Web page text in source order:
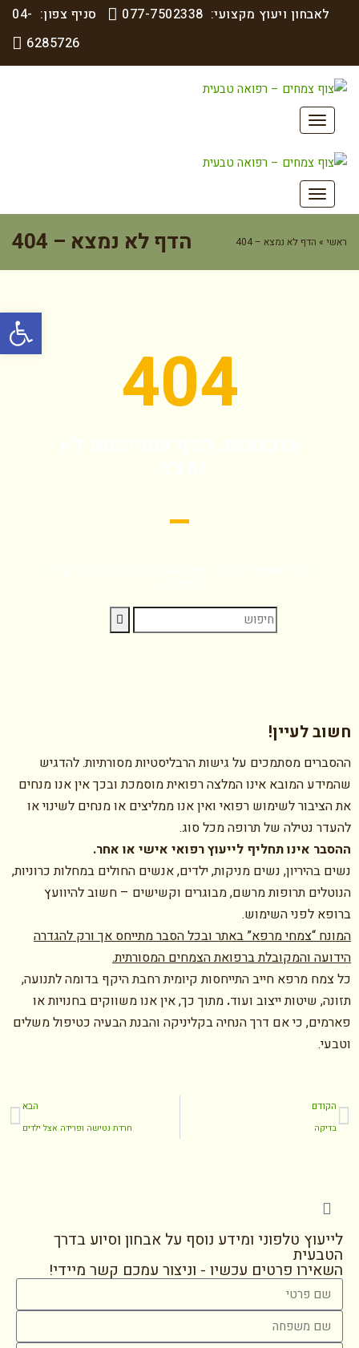
לאבחון ויעוץ מקצועי: 077-7502338 סניף צפון: 04-
6285726
תפריט
תפריט
הדף לא נמצא – 404 ראשי » הדף לא נמצא – 404
404
חשוב לעיין!
ההסברים מסתמכים על גישות הרבליסטיות מסורתיות. להדגיש
שהמידע המובא אינו המלצה רפואית מוסמכת ובכך אין אנו מנחים
את הציבור לשימוש רפואי ואין אנו ממליצים או מנחים לשינוי או
להעדר נטילה של תרופה מכל סוג.
ההסבר אינו תחליף לייעוץ רפואי אישי או אחר.
נשים בהיריון, נשים מניקות, ילדים, אנשים החולים במחלות כרוניות,
הנוטלים תרופות מרשם, מבוגרים וקשישים – חשוב להיוועץ
ברופא לפני השימוש.
המונח “צמחי מרפא” באתר ובכל הסבר מתייחס אך ורק להגדרה
הידועה והמקובלת ברפואת הצמחים המסורתית.
כל צמח מרפא חייב התייחסות קיומית רחבת היקף בדומה לתנועה,
תזונה, שיטות ייצוב ועוד. מתוך כך, אין אנו משווקים בחנויות או
פארמים, כי אם דרך הנחיה בקליניקה והבנת הבעיה כטיפול משלים
וטבעי.
הקודם
בדיקה
הבא
חרדת נטישה ופרידה אצל ילדים
לייעוץ טלפוני ומידע נוסף על אבחון וסיוע בדרך
הטבעית
השאירו פרטים עכשיו - וניצור עמכם קשר מיידי!
פתח